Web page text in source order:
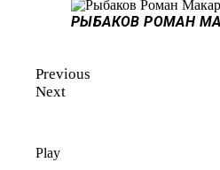
РЫБАКОВ РОМАН
Previous
Next
Play